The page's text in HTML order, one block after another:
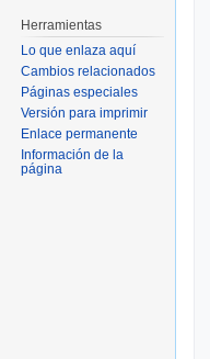
Herramientas
Lo que enlaza aquí
Cambios relacionados
Páginas especiales
Versión para imprimir
Enlace permanente
Información de la
página